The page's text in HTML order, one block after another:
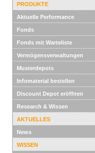
PRODUKTE
Aktuelle Performance
Fonds
Fonds mit Warteliste
Vermögensverwaltungen
Musterdepots
Infomaterial bestellen
Discount Depot eröffnen
Research & Wissen
AKTUELLES
News
WISSEN